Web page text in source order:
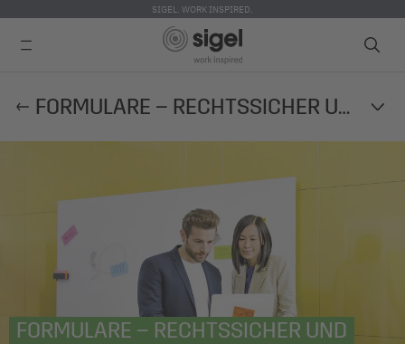
zum
SIGEL. WORK INSPIRED.
FORMULARE – RECHTSSICHER UND AKTUELL
FORMULARE – RECHTSSICHER UND